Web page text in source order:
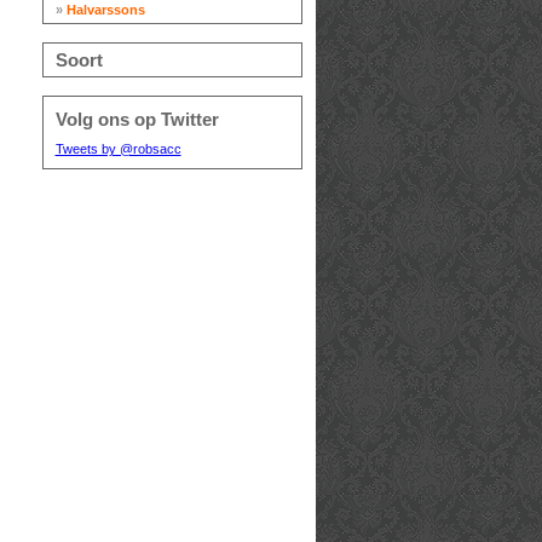
» Halvarssons
Soort
Volg ons op Twitter
Tweets by @robsacc